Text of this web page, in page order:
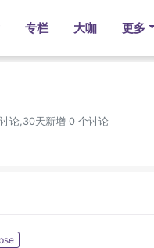
专栏 大咖 更多
论,30天新增 0 个讨论